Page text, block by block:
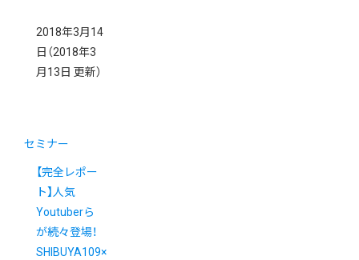
2018年3月14
日 （2018年3
月13日 更新）
セミナー
【完全レポー
ト】人気
Youtuberら
が続々登場！
SHIBUYA109×